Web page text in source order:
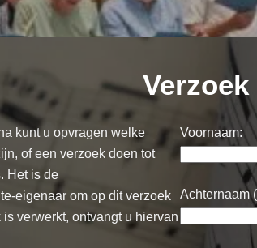
kunt u opvragen welke
of een verzoek doen tot
Het is de
eigenaar om op dit verzoek
verwerkt, ontvangt u hiervan
Voornaam:
Achternaam